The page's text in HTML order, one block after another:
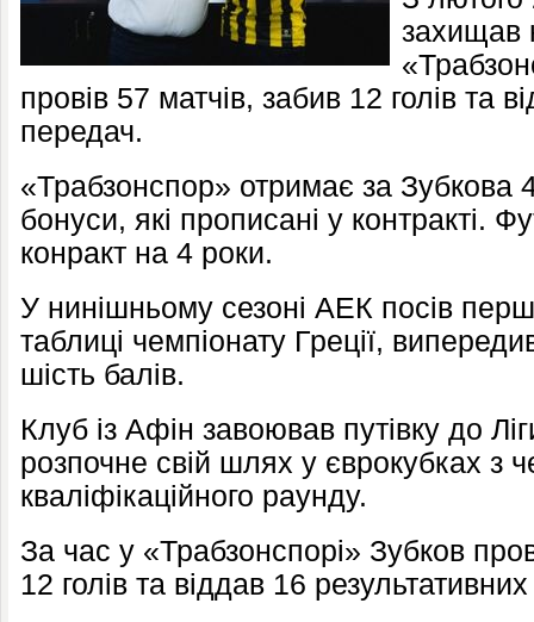
захищав
провів 57 матчів, забив 12 голів та
передач.
«Трабзонспор» отримає за Зубкова
бонуси, які прописані у контракті.
конракт на 4 роки.
У нинішньому сезоні АЕК посів
таблиці чемпіонату Греції,
шість балів.
Клуб із Афін завоював путівку до
розпочне свій шлях у єврокубках з
кваліфікаційного раунду.
За час у «Трабзонспорі» Зубков
12 голів та віддав 16